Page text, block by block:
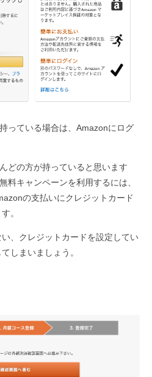
っている場合は、Amazonにログ
どの方が持っていると思います
料キャンペーンを利用するには、
の支払いにクレジットカード
。
、クレジットカードを設定してい
しまいましょう。